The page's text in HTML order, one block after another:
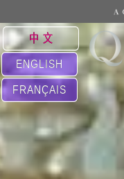
中 文
ENGLISH
FRANÇAIS